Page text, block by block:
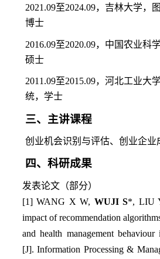
2021.09至2024.09，吉林大学，
博士
2016.09至2020.09，中国农业科
硕士
2011.09至2015.09，河北工业大
统，学士
三、主讲课程
创业机会识别与评估、创业企业
四、科研成果
发表论文（部分）
[1] WANG X W, WUJI S*, LIU
impact of recommendation
and health management
[J].Information Processing &